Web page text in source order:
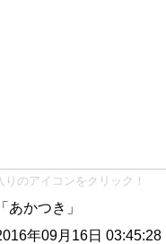
のアイコンをクリック！
「あかつき」
年09月16日 03:45:28